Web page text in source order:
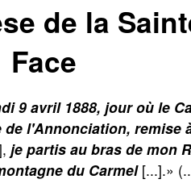
de la
Face
9 avril 1888, jour où le
de l'Annonciation, remise
je partis au bras de mon
du Carmel[...].»